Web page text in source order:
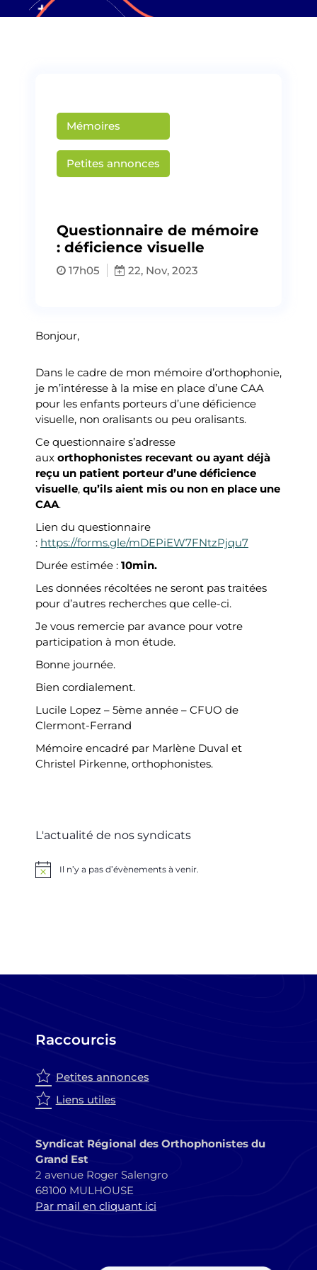
Mémoires
Petites annonces
Questionnaire de mémoire
: déficience visuelle
17h05 22, Nov, 2023
Bonjour,
Dans le cadre de mon mémoire d’orthophonie,
je m’intéresse à la mise en place d’une CAA
pour les enfants porteurs d’une déficience
visuelle, non oralisants ou peu oralisants.
Ce questionnaire s’adresse
aux orthophonistes recevant ou ayant déjà
reçu un patient porteur d’une déficience
visuelle, qu’ils aient mis ou non en place une
CAA.
Lien du questionnaire
: https://forms.gle/mDEPiEW7FNtzPjqu7
Durée estimée : 10min.
Les données récoltées ne seront pas traitées
pour d’autres recherches que celle-ci.
Je vous remercie par avance pour votre
participation à mon étude.
Bonne journée.
Bien cordialement.
Lucile Lopez – 5ème année – CFUO de
Clermont-Ferrand
Mémoire encadré par Marlène Duval et
Christel Pirkenne, orthophonistes.
L'actualité de nos syndicats
NoticeIl n’y a pas d’évènements à venir.
Raccourcis
Petites annonces
Liens utiles
Syndicat Régional des Orthophonistes du
Grand Est
2 avenue Roger Salengro
68100 MULHOUSE
Par mail en cliquant ici